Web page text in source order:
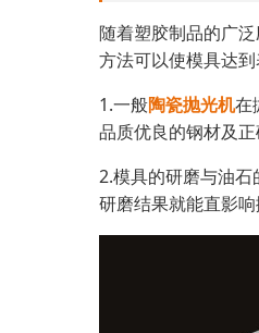
随着塑胶制品的广
方法可以使模具达
1.一般陶瓷抛光机在
品质优良的钢材及
2.模具的研磨与油
研磨结果就能直影